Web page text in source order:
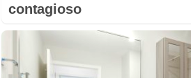
contagioso